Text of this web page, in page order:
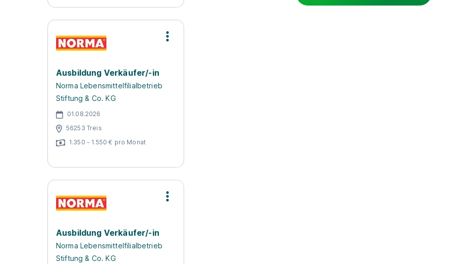
Ausbildung Verkäufer/-in
Norma Lebensmittelfilialbetrieb
Stiftung & Co. KG
01.08.2026
56253 Treis
1.350 - 1.550 € pro Monat
Ausbildung Verkäufer/-in
Norma Lebensmittelfilialbetrieb
Stiftung & Co. KG